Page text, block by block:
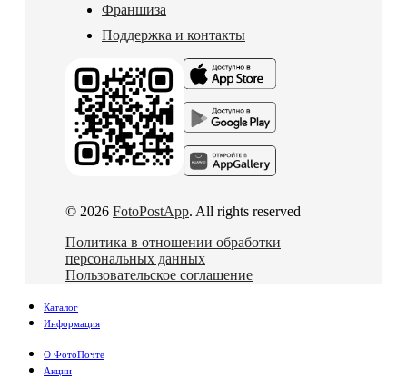
Франшиза
Поддержка и контакты
© 2026 FotoPostApp. All rights reserved
Политика в отношении обработки
персональных данных
Пользовательское соглашение
Каталог
Информация
О ФотоПочте
Акции